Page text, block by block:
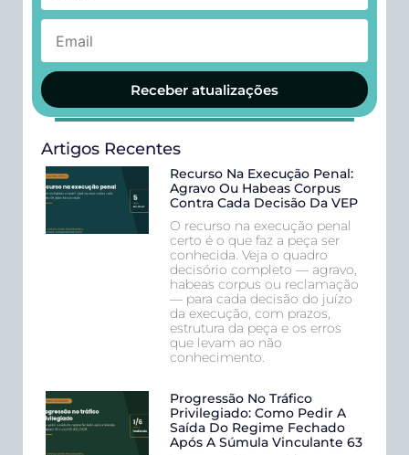
Receber atualizações
Artigos Recentes
Recurso Na Execução Penal:
Agravo Ou Habeas Corpus
Contra Cada Decisão Da VEP
O recurso na execução penal
certo é o que faz a peça ser
conhecida. Veja o quadro
decisório completo — agravo,
habeas corpus ou reclamação
— para cada decisão do juízo
da execução, com prazos,
estrutura da peça e os erros
que levam ao não
conhecimento.
Progressão No Tráfico
Privilegiado: Como Pedir A
Saída Do Regime Fechado
Após A Súmula Vinculante 63